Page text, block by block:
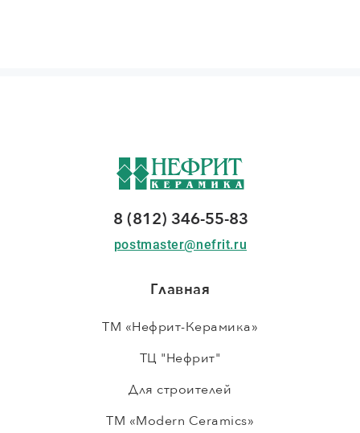
8 (812) 346-55-83
postmaster@nefrit.ru
Главная
ТМ «Нефрит-Керамика»
ТЦ "Нефрит"
Для строителей
ТМ «Modern Ceramics»